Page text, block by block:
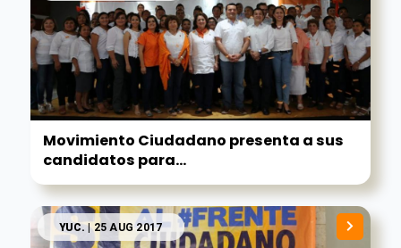
Movimiento Ciudadano presenta a sus
candidatos para...
YUC.| 25 AUG 2017